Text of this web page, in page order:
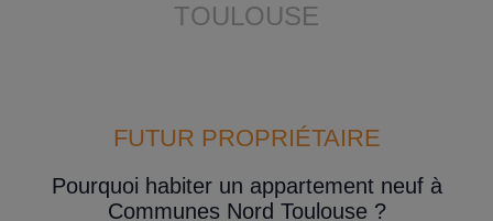
TOULOUSE
FUTUR PROPRIÉTAIRE
Pourquoi habiter un appartement neuf à
Communes Nord Toulouse ?